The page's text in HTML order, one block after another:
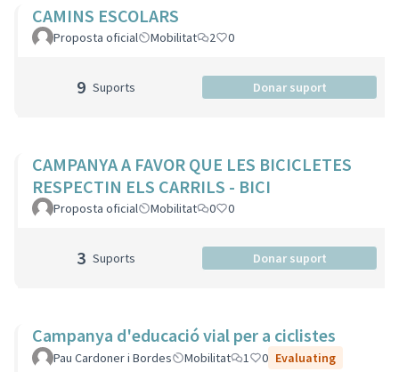
CAMINS ESCOLARS
Proposta oficial Mobilitat 2 0
9 Suports Donar suport
CAMPANYA A FAVOR QUE LES BICICLETES
RESPECTIN ELS CARRILS - BICI
Proposta oficial Mobilitat 0 0
3 Suports Donar suport
Campanya d'educació vial per a ciclistes
Pau Cardoner i Bordes Mobilitat 1 0 Evaluating